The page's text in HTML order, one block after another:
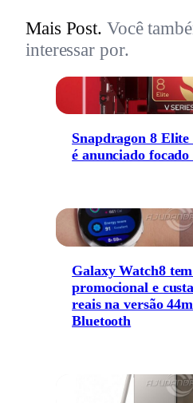
Mais Post. Você
interessar por.
Snapdragon 8 Elite
é anunciado focado
Galaxy Watch8
promocional e
reais na versão
Bluetooth